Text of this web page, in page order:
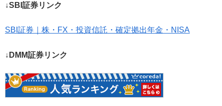
↓SBI証券リンク
SBI証券｜株・FX・投資信託・確定拠出年金・NISA
↓DMM証券リンク